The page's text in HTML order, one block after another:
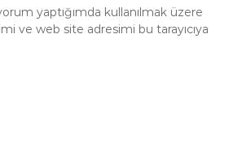
yaptığımda kullanılmak üzere
ve web site adresimi bu tarayıcıya